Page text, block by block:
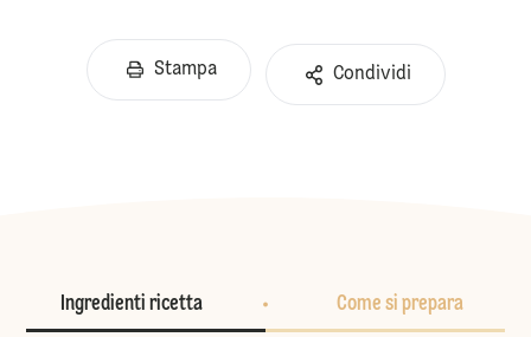
Stampa Condividi
Ingredienti ricetta Come si prepara